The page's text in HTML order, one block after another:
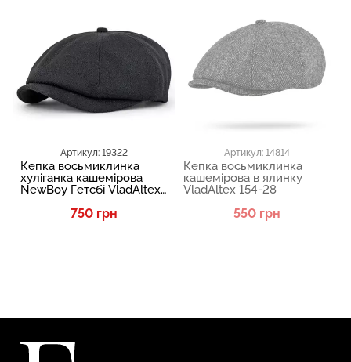
Артикул: 19322
Кепка восьмиклинка
хуліганка кашемірова
NewBoy Гетсбі VladAltex
750 грн
Артикул: 14814
Кепка восьмиклинка
кашемірова в ялинку
VladAltex 154-28
550 грн